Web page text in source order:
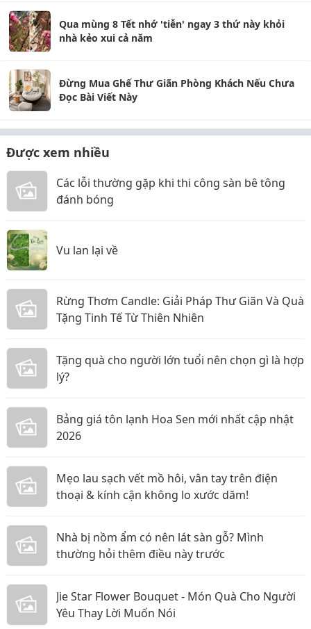
Qua mùng 8 Tết nhớ 'tiễn' ngay 3 thứ này khỏi
nhà kẻo xui cả năm
Đừng Mua Ghế Thư Giãn Phòng Khách Nếu Chưa
Đọc Bài Viết Này
Được xem nhiều
Các lỗi thường gặp khi thi công sàn bê tông
đánh bóng
Vu lan lại về
Rừng Thơm Candle: Giải Pháp Thư Giãn Và Quà
Tặng Tinh Tế Từ Thiên Nhiên
Tặng quà cho người lớn tuổi nên chọn gì là hợp
lý?
Bảng giá tôn lạnh Hoa Sen mới nhất cập nhật
2026
Mẹo lau sạch vết mồ hôi, vân tay trên điện
thoại & kính cận không lo xước dăm!
Nhà bị nồm ẩm có nên lát sàn gỗ? Mình
thường hỏi thêm điều này trước
Jie Star Flower Bouquet - Món Quà Cho Người
Yêu Thay Lời Muốn Nói